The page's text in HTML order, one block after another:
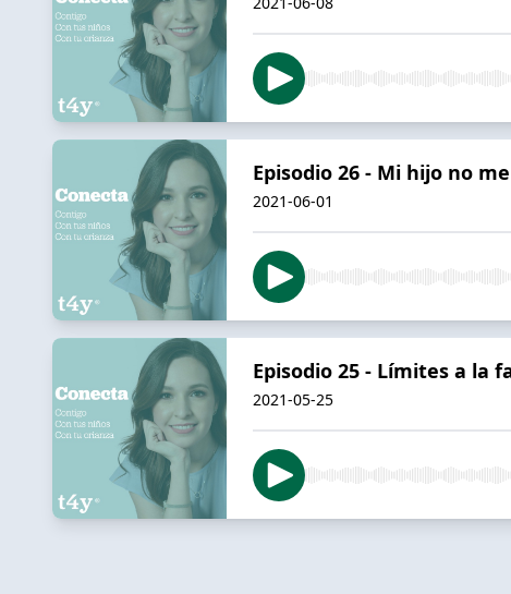
Episodio 26 - Mi hijo no
2021-06-01
Episodio 25 - Límites a la
2021-05-25